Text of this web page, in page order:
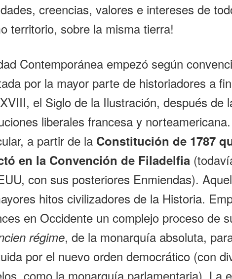
creencias, valores e intereses de
territorio, sobre la misma tierra!
Contemporánea empezó según
por la mayor parte de historiadores a
el Siglo de la Ilustración, después de
liberales francesa y
a partir de la Constitución de 1787
en la Convención de Filadelfia
con sus posteriores Enmiendas).
hitos civilizadores de la Historia.
en Occidente un complejo proceso de
régime, de la monarquía absoluta,
por el nuevo orden democrático (con
como la monarquía parlamentaria). La